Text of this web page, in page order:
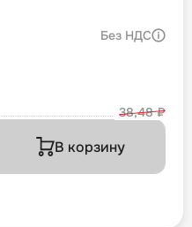
Без НДС
38,48 ₽
В корзину